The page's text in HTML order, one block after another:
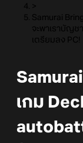
>
Samurai
จะพาเราบัญช
เตรียมลง PC!
เกม